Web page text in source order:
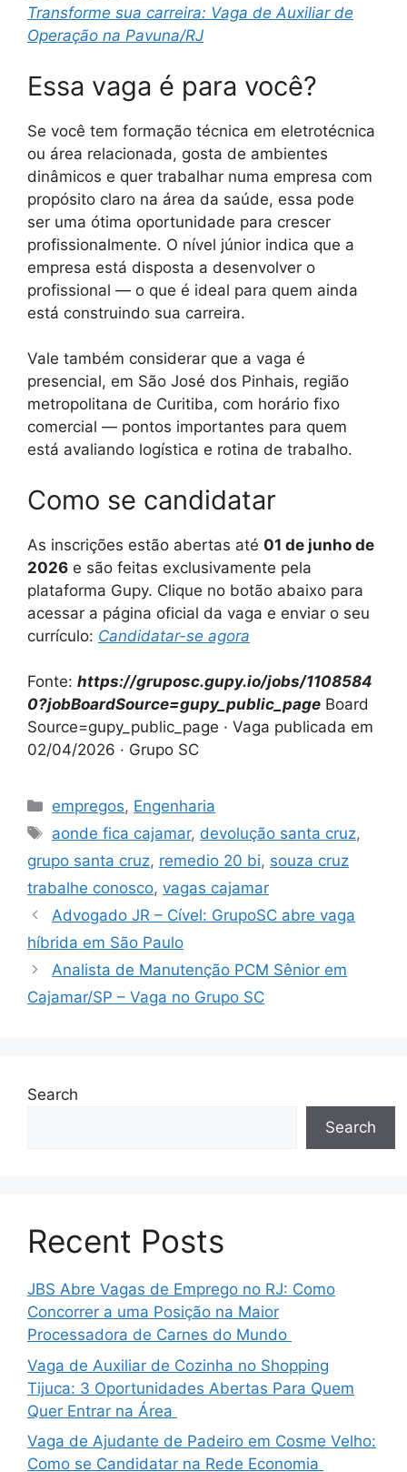
Transforme sua carreira: Vaga de Auxiliar de
Operação na Pavuna/RJ
Essa vaga é para você?
Se você tem formação técnica em eletrotécnica
ou área relacionada, gosta de ambientes
dinâmicos e quer trabalhar numa empresa com
propósito claro na área da saúde, essa pode
ser uma ótima oportunidade para crescer
profissionalmente. O nível júnior indica que a
empresa está disposta a desenvolver o
profissional — o que é ideal para quem ainda
está construindo sua carreira.
Vale também considerar que a vaga é
presencial, em São José dos Pinhais, região
metropolitana de Curitiba, com horário fixo
comercial — pontos importantes para quem
está avaliando logística e rotina de trabalho.
Como se candidatar
As inscrições estão abertas até 01 de junho de
2026 e são feitas exclusivamente pela
plataforma Gupy. Clique no botão abaixo para
acessar a página oficial da vaga e enviar o seu
currículo: Candidatar-se agora
Fonte: https://gruposc.gupy.io/jobs/1108584
0?jobBoardSource=gupy_public_page Board
Source=gupy_public_page · Vaga publicada em
02/04/2026 · Grupo SC
Categories
empregos, Engenharia
Tags
aonde fica cajamar, devolução santa cruz,
grupo santa cruz, remedio 20 bi, souza cruz
trabalhe conosco, vagas cajamar
Advogado JR – Cível: GrupoSC abre vaga
híbrida em São Paulo
Analista de Manutenção PCM Sênior em
Cajamar/SP – Vaga no Grupo SC
Search
Search
Recent Posts
JBS Abre Vagas de Emprego no RJ: Como
Concorrer a uma Posição na Maior
Processadora de Carnes do Mundo
Vaga de Auxiliar de Cozinha no Shopping
Tijuca: 3 Oportunidades Abertas Para Quem
Quer Entrar na Área
Vaga de Ajudante de Padeiro em Cosme Velho:
Como se Candidatar na Rede Economia